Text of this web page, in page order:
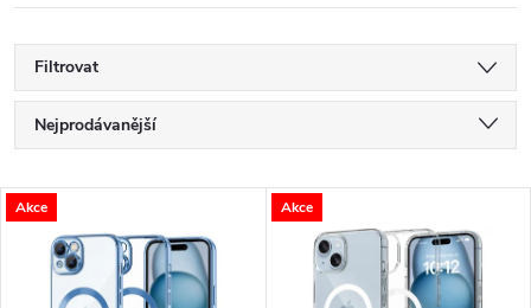
Filtrovat
Ř
a
Nejprodávanější
Nejdražší
Abecedně
V
Akce Akce